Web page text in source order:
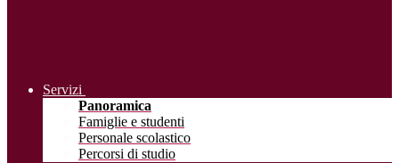
Servizi
Panoramica
Famiglie e studenti
Personale scolastico
Percorsi di studio